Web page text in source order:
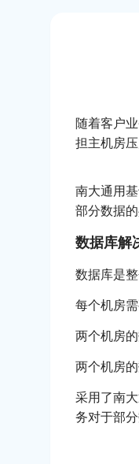
随着客户
担主机房
南大通用
部分数据
数据库解
数据库是
每个机房
两个机房
两个机房
采用了南
务对于部